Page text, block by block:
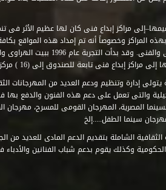
مراكز إبداع فنى كان لها عظيم الأثر فى
المراكز وخصوصاً أنه تم إمداد هذه المواقع
المتطلبات التى تكفل لها أداء دورها الثقافى والفنى. وقد بدأت
إبداع فنى تابعة للصندوق إلى (16 ) مركزاً .. .
إدارة وتنظيم ودعم العديد من المهرجانات
والتى تعمل على دعم هذه الفنون والدفع بها
المصرية، المهرجان القومى للمسرح، مهرجان
سينما الطفل.....إلخ
الشاملة بتقديم الدعم المادى للعديد من
والحكومية وكذلك يقوم بدعم شباب الفنانين